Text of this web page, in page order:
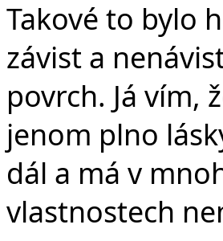
Takové to bylo
závist a
povrch. Já vím,
jenom plno
dál a má v
vlastnostech